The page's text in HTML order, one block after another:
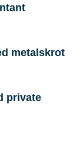
metalskrot
private